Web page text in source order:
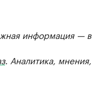
информация — в
. Аналитика, мнения,